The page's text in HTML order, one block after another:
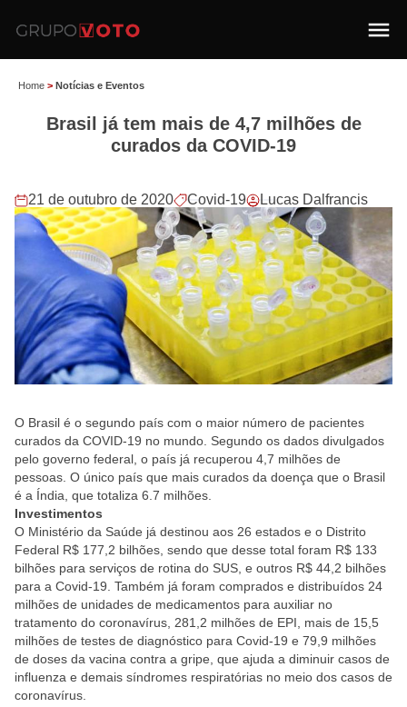
Home > Notícias e Eventos
Brasil já tem mais de 4,7 milhões de
curados da COVID-19
21 de outubro de 2020 Covid-19 Lucas Dalfrancis
O Brasil é o segundo país com o maior número de pacientes
curados da COVID-19 no mundo. Segundo os dados divulgados
pelo governo federal, o país já recuperou 4,7 milhões de
pessoas. O único país que mais curados da doença que o Brasil
é a Índia, que totaliza 6.7 milhões.
Investimentos
O Ministério da Saúde já destinou aos 26 estados e o Distrito
Federal R$ 177,2 bilhões, sendo que desse total foram R$ 133
bilhões para serviços de rotina do SUS, e outros R$ 44,2 bilhões
para a Covid-19. Também já foram comprados e distribuídos 24
milhões de unidades de medicamentos para auxiliar no
tratamento do coronavírus, 281,2 milhões de EPI, mais de 15,5
milhões de testes de diagnóstico para Covid-19 e 79,9 milhões
de doses da vacina contra a gripe, que ajuda a diminuir casos de
influenza e demais síndromes respiratórias no meio dos casos de
coronavírus.